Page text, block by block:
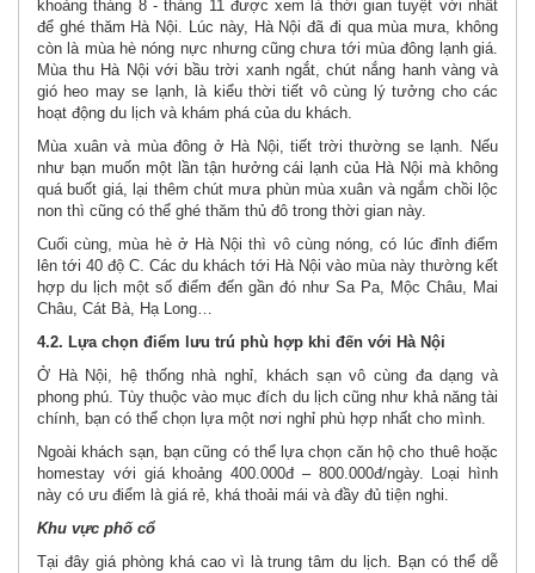
khoảng tháng 8 - tháng 11 được xem là thời gian tuyệt vời nhất
để ghé thăm Hà Nội. Lúc này, Hà Nội đã đi qua mùa mưa, không
còn là mùa hè nóng nực nhưng cũng chưa tới mùa đông lạnh giá.
Mùa thu Hà Nội với bầu trời xanh ngắt, chút nắng hanh vàng và
gió heo may se lạnh, là kiểu thời tiết vô cùng lý tưởng cho các
hoạt động du lịch và khám phá của du khách.
Mùa xuân và mùa đông ở Hà Nội, tiết trời thường se lạnh. Nếu
như bạn muốn một lần tận hưởng cái lạnh của Hà Nội mà không
quá buốt giá, lại thêm chút mưa phùn mùa xuân và ngắm chồi lộc
non thì cũng có thể ghé thăm thủ đô trong thời gian này.
Cuối cùng, mùa hè ở Hà Nội thì vô cùng nóng, có lúc đỉnh điểm
lên tới 40 độ C. Các du khách tới Hà Nội vào mùa này thường kết
hợp du lịch một số điểm đến gần đó như Sa Pa, Mộc Châu, Mai
Châu, Cát Bà, Hạ Long…
4.2. Lựa chọn điểm lưu trú phù hợp khi đến với Hà Nội
Ở Hà Nội, hệ thống nhà nghỉ, khách sạn vô cùng đa dạng và
phong phú. Tùy thuộc vào mục đích du lịch cũng như khả năng tài
chính, bạn có thể chọn lựa một nơi nghỉ phù hợp nhất cho mình.
Ngoài khách sạn, bạn cũng có thể lựa chọn căn hộ cho thuê hoặc
homestay với giá khoảng 400.000đ – 800.000đ/ngày. Loại hình
này có ưu điểm là giá rẻ, khá thoải mái và đầy đủ tiện nghi.
Khu vực phố cổ
Tại đây giá phòng khá cao vì là trung tâm du lịch. Bạn có thể dễ